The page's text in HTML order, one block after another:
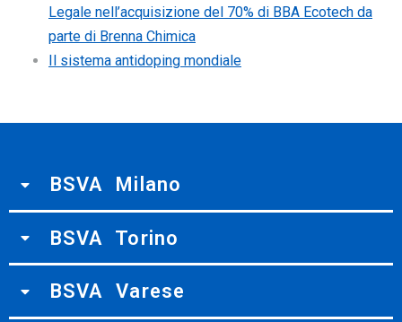
Legale nell’acquisizione del 70% di BBA Ecotech da
parte di Brenna Chimica
Il sistema antidoping mondiale
BSVA Milano
BSVA Torino
BSVA Varese